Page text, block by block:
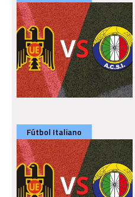
Fútbol Italiano